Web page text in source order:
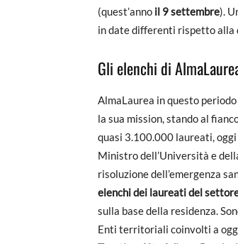
(quest’anno il 9 settembre).
in date differenti rispetto alla
Gli elenchi di
AlmaLaurea in questo
la sua mission, stando al
quasi 3.100.000 laureati,
Ministro dell’Università e
risoluzione dell’emergenza
elenchi dei laureati del
sulla base della residenza.
Enti territoriali coinvolti a